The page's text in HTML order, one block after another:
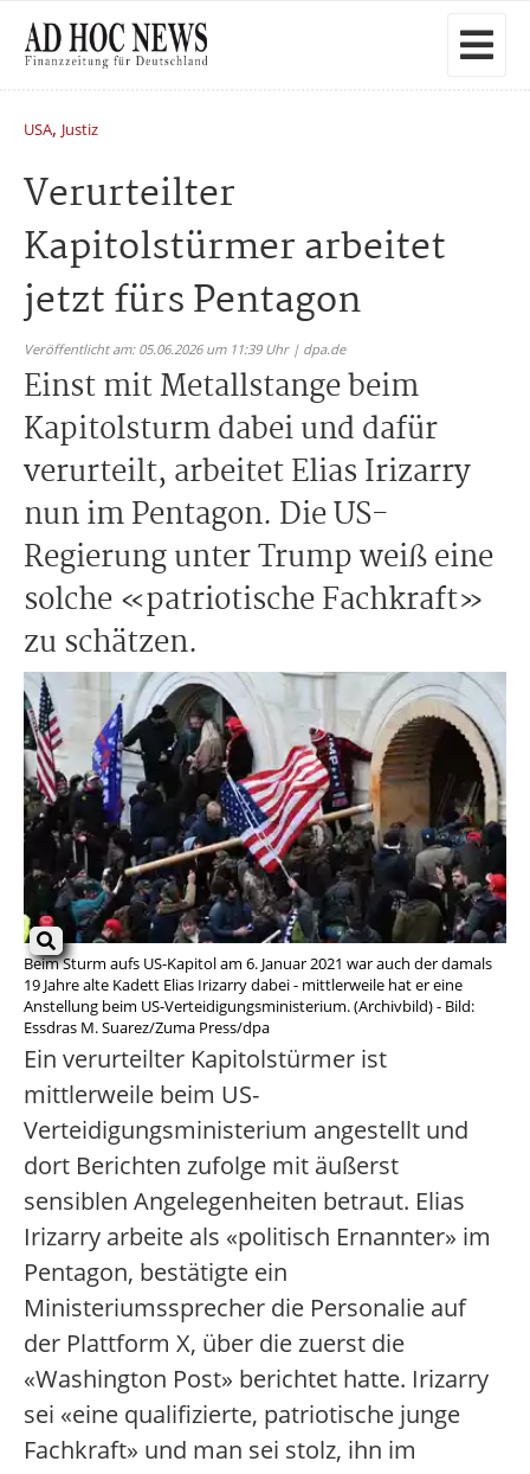
USA, Justiz
Verurteilter
Kapitolstürmer arbeitet
jetzt fürs Pentagon
Veröffentlicht am: 05.06.2026 um 11:39 Uhr | dpa.de
Einst mit Metallstange beim
Kapitolsturm dabei und dafür
verurteilt, arbeitet Elias Irizarry
nun im Pentagon. Die US-
Regierung unter Trump weiß eine
solche «patriotische Fachkraft»
zu schätzen.
Beim Sturm aufs US-Kapitol am 6. Januar 2021 war auch der damals
19 Jahre alte Kadett Elias Irizarry dabei - mittlerweile hat er eine
Anstellung beim US-Verteidigungsministerium. (Archivbild) - Bild:
Essdras M. Suarez/Zuma Press/dpa
Ein verurteilter Kapitolstürmer ist
mittlerweile beim US-
Verteidigungsministerium angestellt und
dort Berichten zufolge mit äußerst
sensiblen Angelegenheiten betraut. Elias
Irizarry arbeite als «politisch Ernannter» im
Pentagon, bestätigte ein
Ministeriumssprecher die Personalie auf
der Plattform X, über die zuerst die
«Washington Post» berichtet hatte. Irizarry
sei «eine qualifizierte, patriotische junge
Fachkraft» und man sei stolz, ihn im